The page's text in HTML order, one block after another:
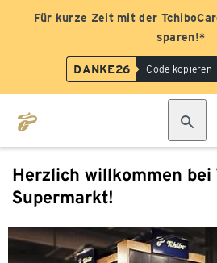
Für kurze Zeit mit der
sparen!*
DANKE26 Code kopieren
Herzlich willkommen bei
Supermarkt!